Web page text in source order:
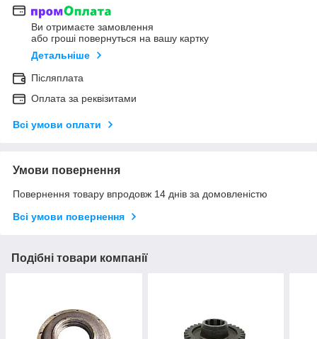
Ви отримаєте замовлення
або гроші повернуться на вашу картку
Детальніше
Післяплата
Оплата за реквізитами
Всі умови оплати
Умови повернення
Повернення товару впродовж 14 днів за домовленістю
Всі умови повернення
Подібні товари компанії